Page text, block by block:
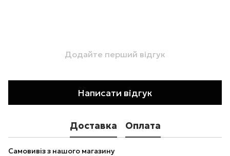
Додайте перший відгук
Написати відгук
Доставка Оплата
Самовивіз з нашого магазину